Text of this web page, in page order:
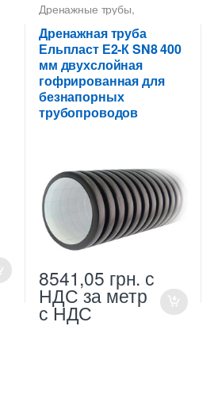
Дренажные трубы,
Дренажные трубы 400 мм
Трубы дренажные
гофрированные
Дренажная труба
Ельпласт Е2-К SN8 400
мм двухслойная
гофрированная для
безнапорных
трубопроводов
8541,05 грн. с
НДС за метр
с НДС